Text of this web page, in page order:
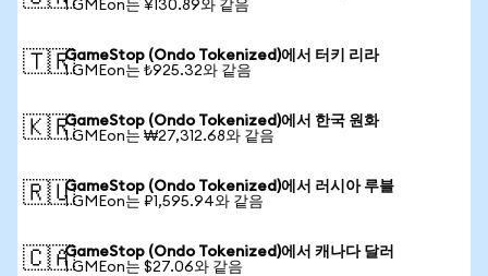
1 GMEon는 ¥130.89와 같음
🇹🇷GameStop (Ondo Tokenized)에서 터키 리라
1 GMEon는 ₺925.32와 같음
🇰🇷GameStop (Ondo Tokenized)에서 한국 원화
1 GMEon는 ₩27,312.68와 같음
🇷🇺GameStop (Ondo Tokenized)에서 러시아 루블
1 GMEon는 ₽1,595.94와 같음
🇨🇦GameStop (Ondo Tokenized)에서 캐나다 달러
1 GMEon는 $27.06와 같음